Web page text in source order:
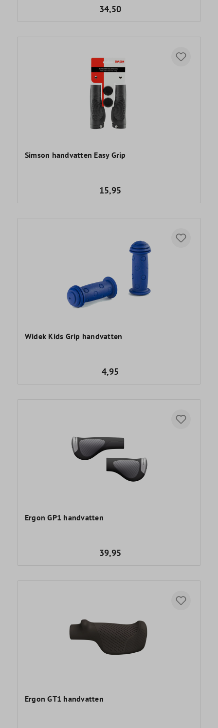
34,50
Simson handvatten Easy Grip
15,95
Widek Kids Grip handvatten
4,95
Ergon GP1 handvatten
39,95
Ergon GT1 handvatten